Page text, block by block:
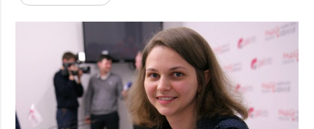
Política
Economía
Defensa
Sociedad y
Cultura
Deportes
Política de
privacidad y
protección de
datos personales